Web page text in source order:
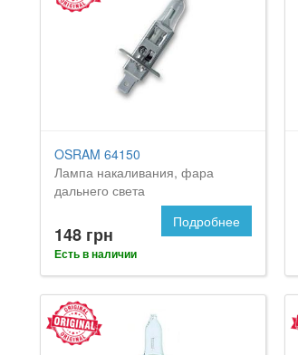
OSRAM 64150
Лампа накаливания, фара
дальнего света
148 грн
Есть в наличии
Подробнее